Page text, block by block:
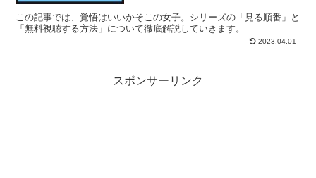
この記事では、覚悟はいいかそこの女子。シリーズの「見る順番」と
「無料視聴する方法」について徹底解説していきます。
2023.04.01
スポンサーリンク